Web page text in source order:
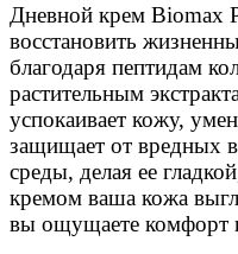
Дневной крем Biomax
восстановить
благодаря пептидам
растительным
успокаивает кожу,
защищает от вредных
среды, делая ее
кремом ваша кожа
вы ощущаете комфорт